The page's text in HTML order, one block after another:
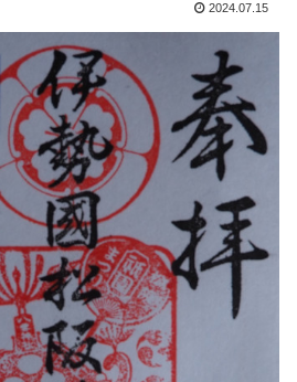
2024.07.15